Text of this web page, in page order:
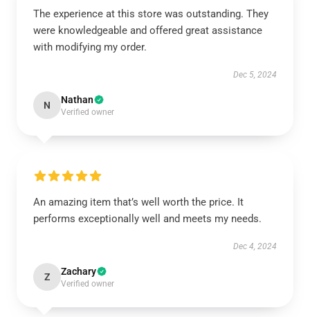
The experience at this store was outstanding. They
were knowledgeable and offered great assistance
with modifying my order.
Dec 5, 2024
N Nathan
Verified owner
An amazing item that’s well worth the price. It
performs exceptionally well and meets my needs.
Dec 4, 2024
Z Zachary
Verified owner